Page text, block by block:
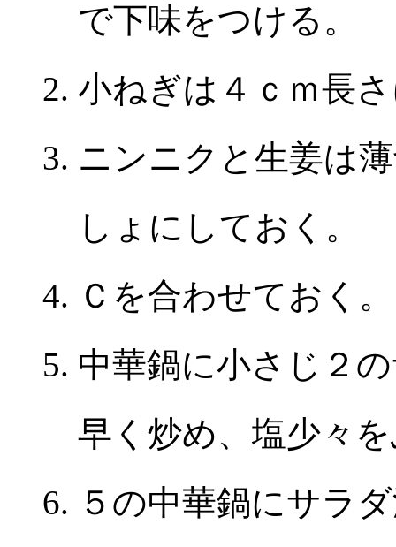
で下味をつける。
小ねぎは４ｃｍ長
ニンニクと生姜は
しょにしておく。
Ｃを合わせておく。
中華鍋に小さじ２
早く炒め、塩少々
５の中華鍋にサラ